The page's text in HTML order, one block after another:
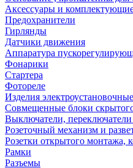
Аксессуары и
Предохранители
Гирлянды
Датчики движения
Аппаратура
Фонарики
Стартера
Фотореле
Изделия электроустановочные
Совмещенные блоки
Выключатели,
Розеточный механизм и
Розетки открытого монтажа,
Рамки
Разъемы